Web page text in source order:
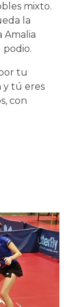
mixto.
la
Amalia
podio.
tu
y tú eres
con